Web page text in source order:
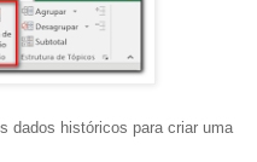
dados históricos para criar uma